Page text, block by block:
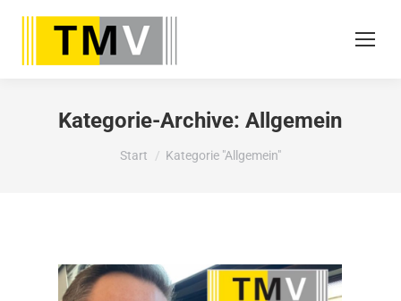
Kategorie-Archive:Allgemein
Sie befinden sich hier:
Start Kategorie "Allgemein"